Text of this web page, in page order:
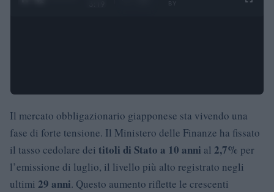
Il mercato obbligazionario giapponese sta vivendo una
fase di forte tensione. Il Ministero delle Finanze ha fissato
il tasso cedolare dei titoli di Stato a 10 anni al 2,7% per
l’emissione di luglio, il livello più alto registrato negli
ultimi 29 anni. Questo aumento riflette le crescenti